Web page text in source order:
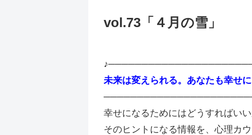
vol.73「４月の雪」
未来は変えられる。あなたも幸せに
幸せになるためにはどうすればいい
そのヒントになる情報を、心理カ